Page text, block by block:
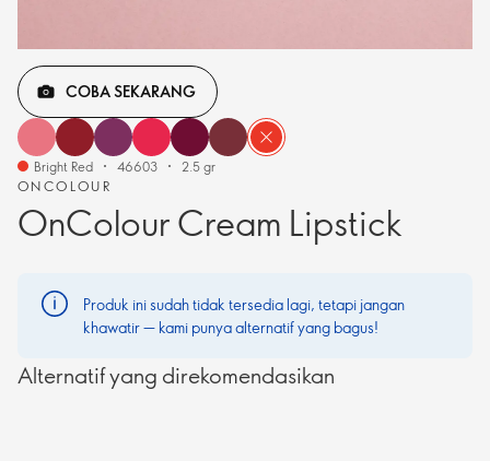
ONCOLOUR
OnColour Cream Lipstick
COBA SEKARANG
Bright Red 46603 2.5 gr
Produk ini sudah tidak tersedia lagi, tetapi jangan
khawatir — kami punya alternatif yang bagus!
Alternatif yang direkomendasikan